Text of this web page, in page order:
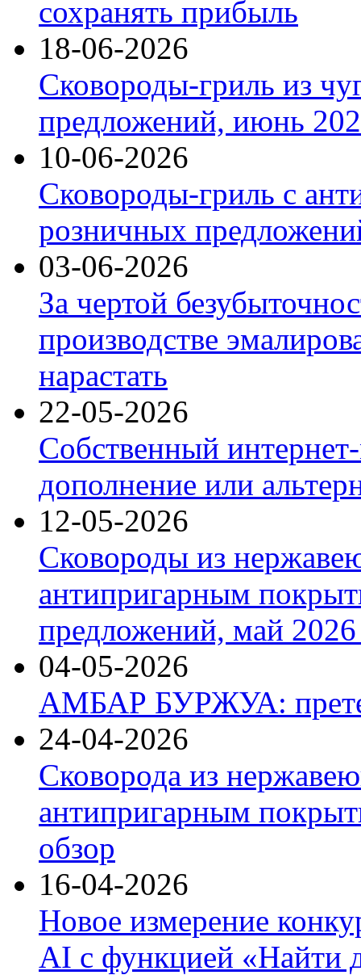
сохранять прибыль
18-06-2026
Сковороды-гриль из
предложений, июнь
10-06-2026
Сковороды-гриль с
розничных
03-06-2026
За чертой
производстве
нарастать
22-05-2026
Собственный
дополнение или
12-05-2026
Сковороды из
антипригарным
предложений, май 2026
04-05-2026
АМБАР БУРЖУА:
24-04-2026
Сковорода из
антипригарным
обзор
16-04-2026
Новое измерение
AI с функцией «Найти